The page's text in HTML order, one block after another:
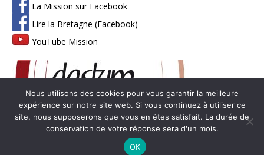
La Mission sur Facebook
Lire la Bretagne (Facebook)
YouTube Mission
Copyright © 2026 | Thème WordPress par
légales
Nous utilisons des cookies pour vous garantir la meilleure
expérience sur notre site web. Si vous continuez à utiliser ce
site, nous supposerons que vous en êtes satisfait. La durée de
conservation de votre réponse sera d'un mois.
OK